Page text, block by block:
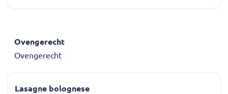
Ovengerecht
Ovengerecht
Lasagne bolognese